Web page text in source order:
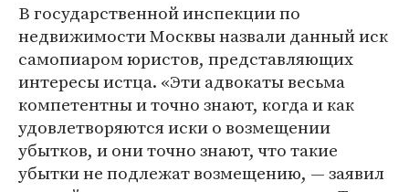
В государственной инспекции по
недвижимости Москвы назвали данный иск
самопиаром юристов, представляющих
интересы истца. «Эти адвокаты весьма
компетентны и точно знают, когда и как
удовлетворяются иски о возмещении
убытков, и они точно знают, что такие
убытки не подлежат возмещению, — заявил